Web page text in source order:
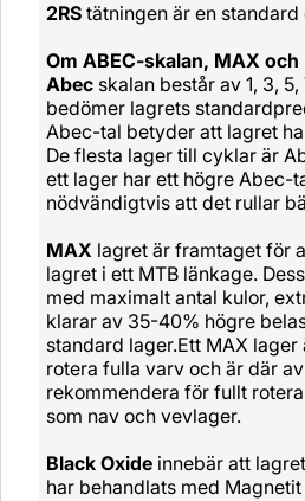
2RS tätningen är en
Om ABEC-skalan, MAX och
Abec skalan består av 1, 3,
bedömer lagrets
Abec-tal betyder att lagret
De flesta lager till cyklar är
ett lager har ett högre Abec-
nödvändigtvis att det rullar
MAX lagret är framtaget för
lagret i ett MTB länkage.
med maximalt antal kulor,
klarar av 35-40% högre
standard lager.Ett MAX
rotera fulla varv och är där
rekommendera för fullt
som nav och vevlager.
Black Oxide innebär att
har behandlats med